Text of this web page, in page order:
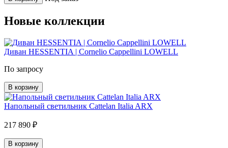
Новые коллекции
Диван HESSENTIA | Cornelio Cappellini LOWELL
По запросу
В корзину
Напольный светильник Cattelan Italia ARX
217 890 ₽
В корзину